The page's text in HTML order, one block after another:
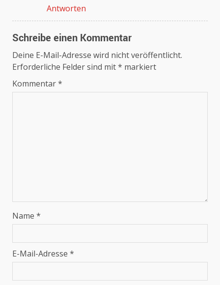
Antworten
Schreibe einen Kommentar
Deine E-Mail-Adresse wird nicht veröffentlicht.
Erforderliche Felder sind mit* markiert
Kommentar*
Name *
E-Mail-Adresse *